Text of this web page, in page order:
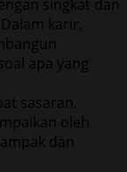
singkat dan
karir,
apa yang
sasaran.
oleh
dan